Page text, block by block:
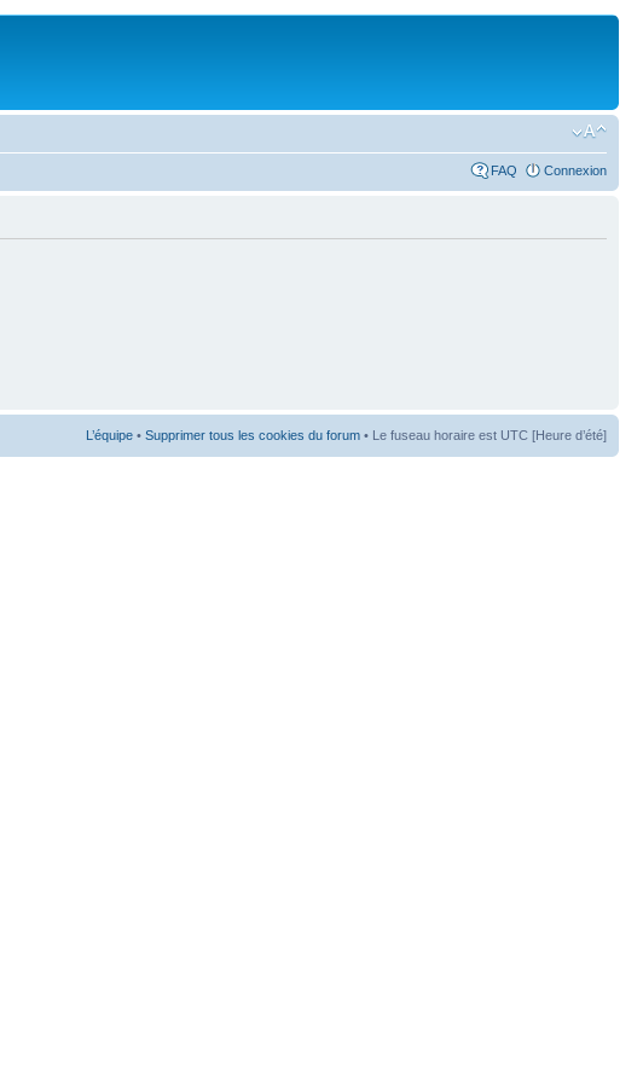
FAQ Connexion
L’équipe • Supprimer tous les cookies du forum • Le fuseau horaire est UTC [Heure d’été]